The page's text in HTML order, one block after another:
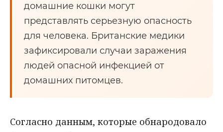
домашние кошки могут
представлять серьезную опасность
для человека. Британские медики
зафиксировали случаи заражения
людей опасной инфекцией от
домашних питомцев.
Согласно данным, которые обнародовало